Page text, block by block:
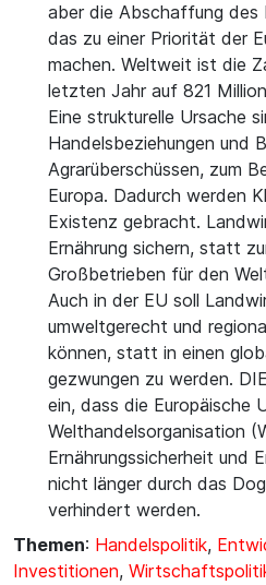
aber die Abschaffung des
das zu einer Priorität der
machen. Weltweit ist die
letzten Jahr auf 821
Eine strukturelle Ursache
Handelsbeziehungen und
Agrarüberschüssen, zum
Europa. Dadurch werden
Existenz gebracht.
Ernährung sichern, statt
Großbetrieben für den
Auch in der EU soll
umweltgerecht und
können, statt in einen
gezwungen zu werden.
ein, dass die Europäische
Welthandelsorganisation
Ernährungssicherheit und
nicht länger durch das
verhindert werden.
Themen: Handelspolitik,
Investitionen,